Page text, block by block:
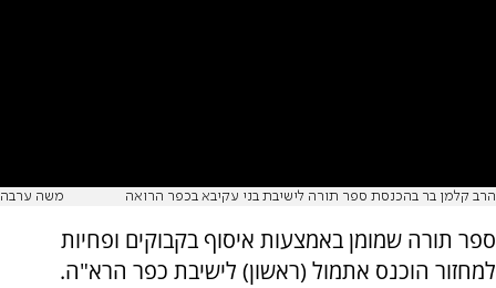
הרב קלמן בר בהכנסת ספר תורה לישיבת בני עקיבא בכפר הרואה משה ערבה
ספר תורה שמומן באמצעות איסוף בקבוקים ופחיות
למחזור הוכנס אתמול (ראשון) לישיבת כפר הרא"ה.